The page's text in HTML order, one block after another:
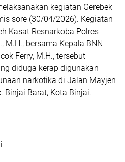
kegiatan Gerebek
sore (30/04/2026). Kegiatan
Kasat Resnarkoba Polres
M.H., bersama Kepala BNN
Ferry, M.H., tersebut
diduga kerap digunakan
narkotika di Jalan Mayjen
Binjai Barat, Kota Binjai.